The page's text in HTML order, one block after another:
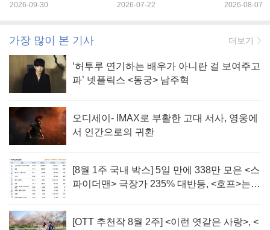
2026-09-30 2026-07-22 2026-08-07
가장 많이 본 기사 더보기
‘허투루 연기하는 배우가 아니란 걸 보여주고
파’ 넷플릭스 <동궁> 남주혁
오디세이- IMAX로 부활한 고대 서사, 영웅에
서 인간으로의 귀환
[8월 1주 국내 박스] 5일 만에 338만 모은 <스
파이더맨> 극장가 235% 대반등, <호프>는
[OTT 추천작 8월 2주] <이런 엿같은 사랑>, <